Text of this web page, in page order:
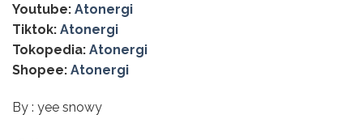
Youtube: Atonergi
Tiktok: Atonergi
Tokopedia: Atonergi
Shopee: Atonergi
By : yee snowy